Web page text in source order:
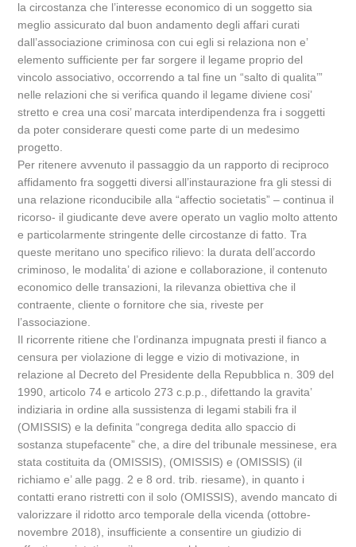
la circostanza che l’interesse economico di un soggetto sia
meglio assicurato dal buon andamento degli affari curati
dall’associazione criminosa con cui egli si relaziona non e’
elemento sufficiente per far sorgere il legame proprio del
vincolo associativo, occorrendo a tal fine un “salto di qualita’”
nelle relazioni che si verifica quando il legame diviene cosi’
stretto e crea una cosi’ marcata interdipendenza fra i soggetti
da poter considerare questi come parte di un medesimo
progetto.
Per ritenere avvenuto il passaggio da un rapporto di reciproco
affidamento fra soggetti diversi all’instaurazione fra gli stessi di
una relazione riconducibile alla “affectio societatis” – continua il
ricorso- il giudicante deve avere operato un vaglio molto attento
e particolarmente stringente delle circostanze di fatto. Tra
queste meritano uno specifico rilievo: la durata dell’accordo
criminoso, le modalita’ di azione e collaborazione, il contenuto
economico delle transazioni, la rilevanza obiettiva che il
contraente, cliente o fornitore che sia, riveste per
l’associazione.
Il ricorrente ritiene che l’ordinanza impugnata presti il fianco a
censura per violazione di legge e vizio di motivazione, in
relazione al Decreto del Presidente della Repubblica n. 309 del
1990, articolo 74 e articolo 273 c.p.p., difettando la gravita’
indiziaria in ordine alla sussistenza di legami stabili fra il
(OMISSIS) e la definita “congrega dedita allo spaccio di
sostanza stupefacente” che, a dire del tribunale messinese, era
stata costituita da (OMISSIS), (OMISSIS) e (OMISSIS) (il
richiamo e’ alle pagg. 2 e 8 ord. trib. riesame), in quanto i
contatti erano ristretti con il solo (OMISSIS), avendo mancato di
valorizzare il ridotto arco temporale della vicenda (ottobre-
novembre 2018), insufficiente a consentire un giudizio di